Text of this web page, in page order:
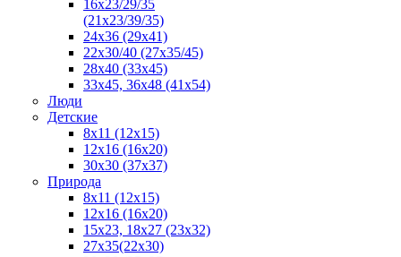
16х23/29/35
(21х23/39/35)
24x36 (29х41)
22x30/40 (27x35/45)
28х40 (33х45)
33х45, 36х48 (41х54)
Люди
Детские
8x11 (12x15)
12x16 (16x20)
30х30 (37х37)
Природа
8x11 (12x15)
12x16 (16х20)
15x23, 18х27 (23х32)
27х35(22x30)